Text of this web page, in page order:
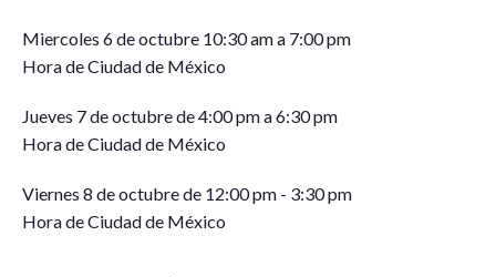
Miercoles 6 de octubre 10:30 am a 7:00 pm
Hora de Ciudad de México
Jueves 7 de octubre de 4:00 pm a 6:30 pm
Hora de Ciudad de México
Viernes 8 de octubre de 12:00 pm - 3:30 pm
Hora de Ciudad de México